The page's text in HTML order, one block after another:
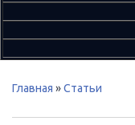
Главная »Статьи